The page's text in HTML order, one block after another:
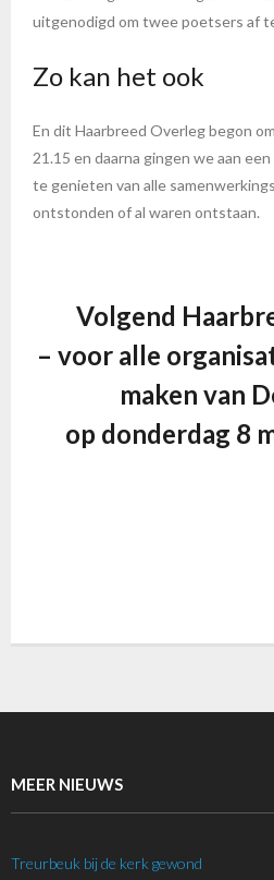
uitgenodigd om twee poetsers af
Zo kan het ook
En dit Haarbreed Overleg begon
21.15 en daarna gingen we aan een
te genieten van alle
ontstonden of al waren ontstaan.
Volgend
– voor alle
maken van
op donderdag 8
MEER NIEUWS
Treurbeuk bij de kerk gewond